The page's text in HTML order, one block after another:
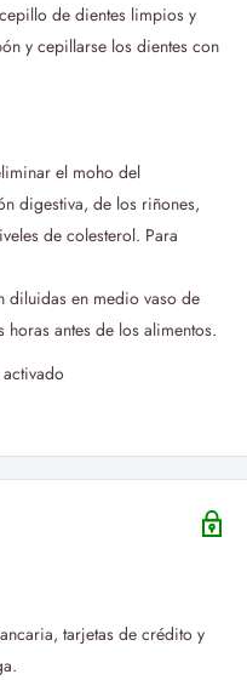
de dientes limpios y
y cepillarse los dientes con
el moho del
digestiva, de los riñones,
de colesterol. Para
diluidas en medio vaso de
antes de los alimentos.
tarjetas de crédito y